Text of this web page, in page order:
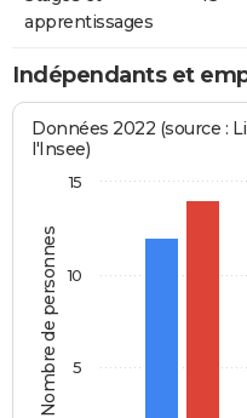
apprentissages
Indépendants et
Nombre de personnes
Données 2022 (source :
l'Insee)
5
10
15